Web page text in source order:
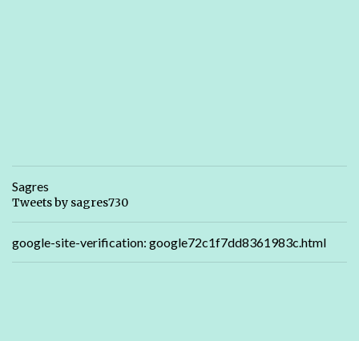
Sagres
Tweets by sagres730
google-site-verification: google72c1f7dd8361983c.html